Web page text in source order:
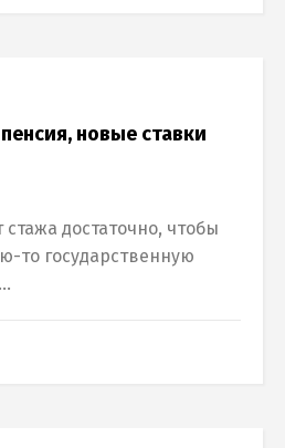
новые ставки
стажа достаточно, чтобы
то государственную